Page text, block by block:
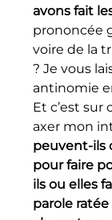
avons fait
prononcée
voire de la
? Je vous
antinomie
Et c’est sur
axer mon
peuvent-ils
pour faire
ils ou elles
parole